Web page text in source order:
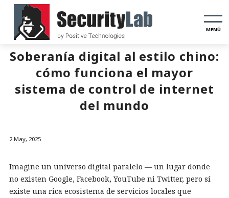
MENÚ
Soberanía digital al estilo chino:
cómo funciona el mayor
sistema de control de internet
del mundo
2 May, 2025
Imagine un universo digital paralelo — un lugar donde
no existen Google, Facebook, YouTube ni Twitter, pero sí
existe una rica ecosistema de servicios locales que